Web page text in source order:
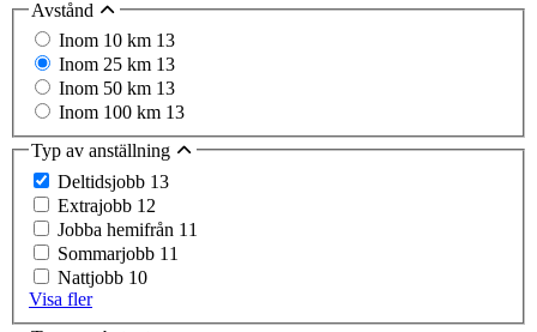
Avstånd
Inom 10 km 13
Inom 25 km 13
Inom 50 km 13
Inom 100 km 13
Typ av anställning
Deltidsjobb 13
Extrajobb 12
Jobba hemifrån 11
Sommarjobb 11
Nattjobb 10
Visa fler